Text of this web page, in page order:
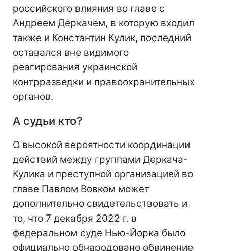
российского влияния во главе с
Андреем Деркачем, в которую входил
также и Константин Кулик, последний
оставался вне видимого
реагирования украинской
контрразведки и правоохранительных
органов.
А судьи кто?
О высокой вероятности координации
действий между группами Деркача-
Кулика и преступной организацией во
главе Павлом Вовком может
дополнительно свидетельствовать и
то, что 7 декабря 2022 г. в
федеральном суде Нью-Йорка было
официально обнародовано обвинение